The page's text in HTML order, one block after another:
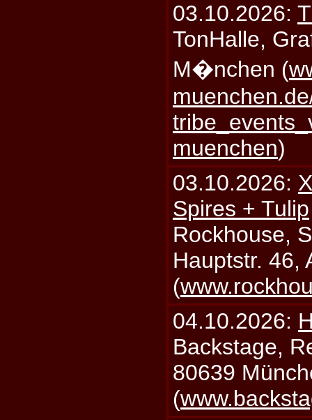
03.10.2026:
TonHalle,
M�nchen (
muenchen)
03.10.2026:
Spires + Tulip
Rockhouse,
Hauptstr. 46,
(
04.10.2026:
Backstage,
80639
(